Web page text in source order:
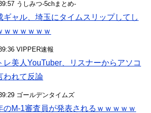
うしみつ-5chまとめ-
ギャル、埼玉にタイムスリップしてし
ｗｗｗｗｗｗ
VIPPER速報
レ美人YouTuber、リスナーからアソコ
われて反論
ゴールデンタイムズ
のM-1審査員が発表されるｗｗｗｗｗ